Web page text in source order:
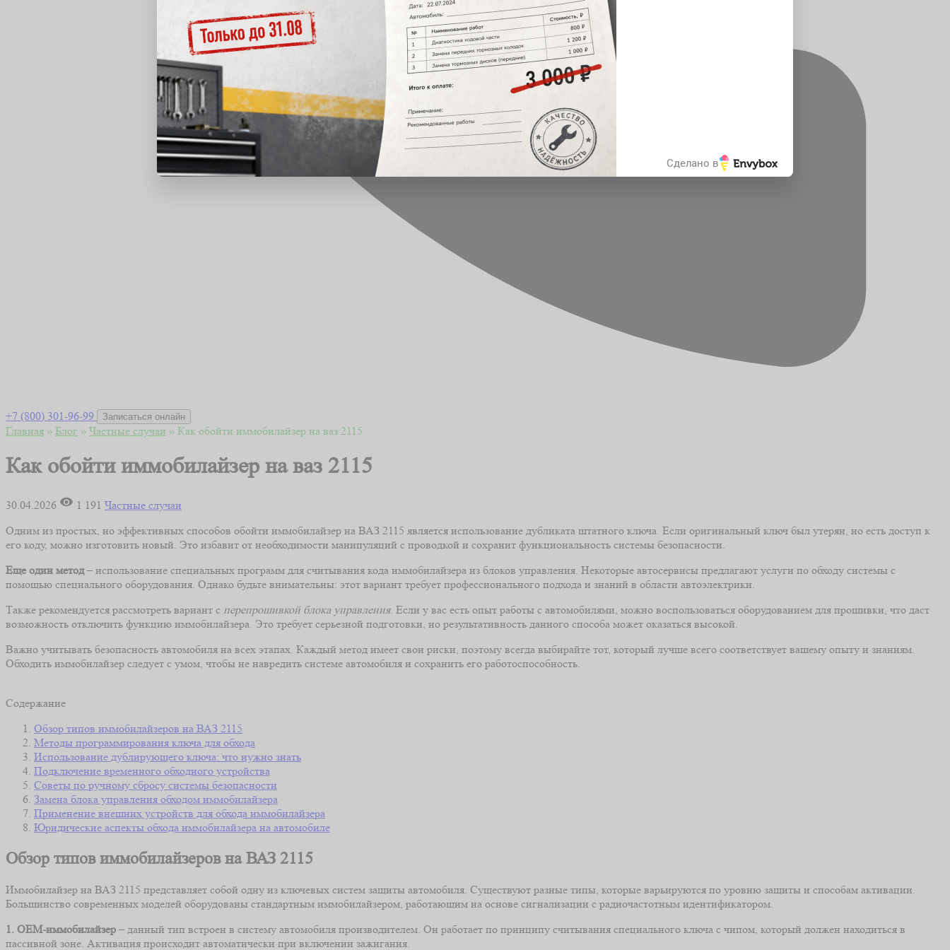
+7 (800) 301-96-99 Записаться онлайн
Главная » Блог » Частные случаи » Как обойти иммобилайзер на ваз 2115
Как обойти иммобилайзер на ваз 2115
30.04.2026 1 191 Частные случаи
Одним из простых, но эффективных способов обойти иммобилайзер на ВАЗ 2115 является использование дубликата штатного ключа. Если оригинальный ключ был утерян, но есть доступ к
его коду, можно изготовить новый. Это избавит от необходимости манипуляций с проводкой и сохранит функциональность системы безопасности.
Еще один метод– использование специальных программ для считывания кода иммобилайзера из блоков управления. Некоторые автосервисы предлагают услуги по обходу системы с
помощью специального оборудования. Однако будьте внимательны: этот вариант требует профессионального подхода и знаний в области автоэлектрики.
Также рекомендуется рассмотреть вариант с перепрошивкой блока управления. Если у вас есть опыт работы с автомобилями, можно воспользоваться оборудованием для прошивки, что даст
возможность отключить функцию иммобилайзера. Это требует серьезной подготовки, но результативность данного способа может оказаться высокой.
Важно учитывать безопасность автомобиля на всех этапах. Каждый метод имеет свои риски, поэтому всегда выбирайте тот, который лучше всего соответствует вашему опыту и знаниям.
Обходить иммобилайзер следует с умом, чтобы не навредить системе автомобиля и сохранить его работоспособность.
Содержание
Обзор типов иммобилайзеров на ВАЗ 2115
Методы программирования ключа для обхода
Использование дублирующего ключа: что нужно знать
Подключение временного обходного устройства
Советы по ручному сбросу системы безопасности
Замена блока управления обходом иммобилайзера
Применение внешних устройств для обхода иммобилайзера
Юридические аспекты обхода иммобилайзера на автомобиле
Обзор типов иммобилайзеров на ВАЗ 2115
Иммобилайзер на ВАЗ 2115 представляет собой одну из ключевых систем защиты автомобиля. Существуют разные типы, которые варьируются по уровню защиты и способам активации.
Большинство современных моделей оборудованы стандартным иммобилайзером, работающим на основе сигнализации с радиочастотным идентификатором.
1. OEM-иммобилайзер – данный тип встроен в систему автомобиля производителем. Он работает по принципу считывания специального ключа с чипом, который должен находиться в
пассивной зоне. Активация происходит автоматически при включении зажигания.
Сделано в